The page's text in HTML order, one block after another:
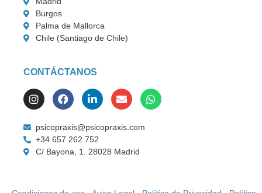
Burgos
Palma de Mallorca
Chile (Santiago de Chile)
CONTÁCTANOS
psicopraxis@psicopraxis.com
+34 657 262 752
C/ Bayona, 1. 28028 Madrid